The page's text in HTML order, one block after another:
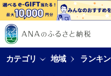
カテゴリ 地域 ランキ